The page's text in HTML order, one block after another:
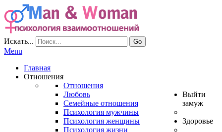
Искать... Go
Menu
Главная
Отношения
Отношения
Любовь
Семейные отношения
Психология мужчины
Психология женщины
Психология жизни
Выйти
замуж
Здоровье